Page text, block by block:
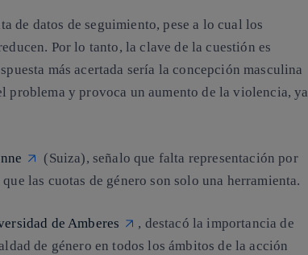
de datos de seguimiento, pese a lo cual los
Por lo tanto, la clave de la cuestión es
más acertada sería la concepción masculina
problema y provoca un aumento de la violencia, ya
(Suiza), señalo que falta representación por
las cuotas de género son solo una herramienta.
de Amberes
, destacó la importancia de
de género en todos los ámbitos de la acción